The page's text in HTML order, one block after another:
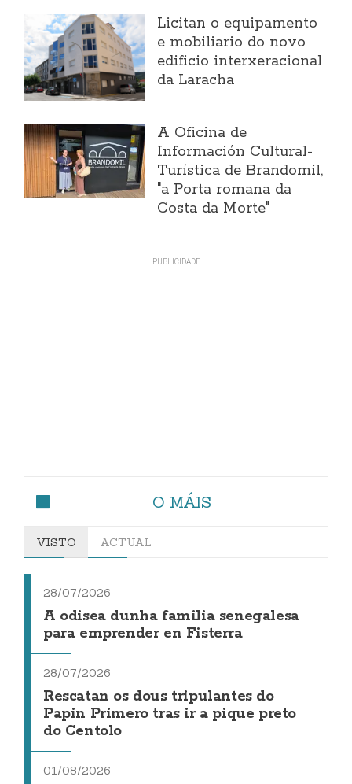
Licitan o equipamento
e mobiliario do novo
edificio interxeracional
da Laracha
A Oficina de
Información Cultural-
Turística de Brandomil,
"a Porta romana da
Costa da Morte"
O MÁIS
VISTO ACTUAL
28/07/2026
A odisea dunha familia senegalesa
para emprender en Fisterra
28/07/2026
Rescatan os dous tripulantes do
Papin Primero tras ir a pique preto
do Centolo
01/08/2026